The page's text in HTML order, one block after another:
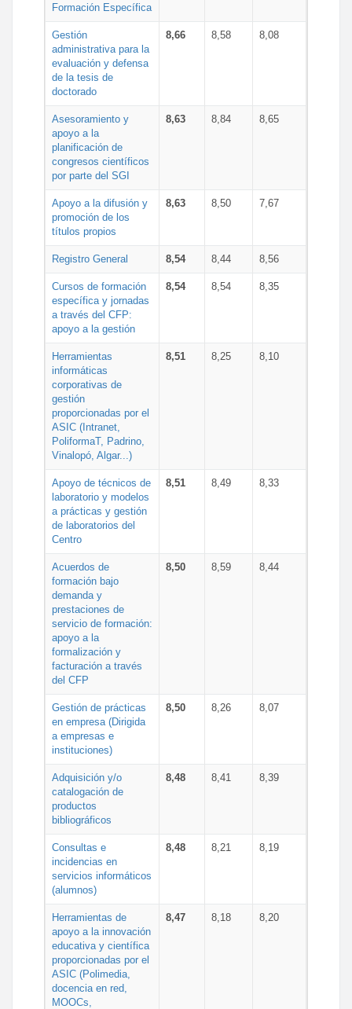
Formación Específica
Gestión
administrativa para la
evaluación y defensa
de la tesis de
doctorado
8,66 8,58 8,08
Asesoramiento y
apoyo a la
planificación de
congresos científicos
por parte del SGI
8,63 8,84 8,65
Apoyo a la difusión y
promoción de los
títulos propios
8,63 8,50 7,67
Registro General 8,54 8,44 8,56
Cursos de formación
específica y jornadas
a través del CFP:
apoyo a la gestión
8,54 8,54 8,35
Herramientas
informáticas
corporativas de
gestión
proporcionadas por el
ASIC (Intranet,
PoliformaT, Padrino,
Vinalopó, Algar...)
8,51 8,25 8,10
Apoyo de técnicos de
laboratorio y modelos
a prácticas y gestión
de laboratorios del
Centro
8,51 8,49 8,33
Acuerdos de
formación bajo
demanda y
prestaciones de
servicio de formación:
apoyo a la
formalización y
facturación a través
del CFP
8,50 8,59 8,44
Gestión de prácticas
en empresa (Dirigida
a empresas e
instituciones)
8,50 8,26 8,07
Adquisición y/o
catalogación de
productos
bibliográficos
8,48 8,41 8,39
Consultas e
incidencias en
servicios informáticos
(alumnos)
8,48 8,21 8,19
Herramientas de
apoyo a la innovación
educativa y científica
proporcionadas por el
ASIC (Polimedia,
docencia en red,
MOOCs,
8,47 8,18 8,20